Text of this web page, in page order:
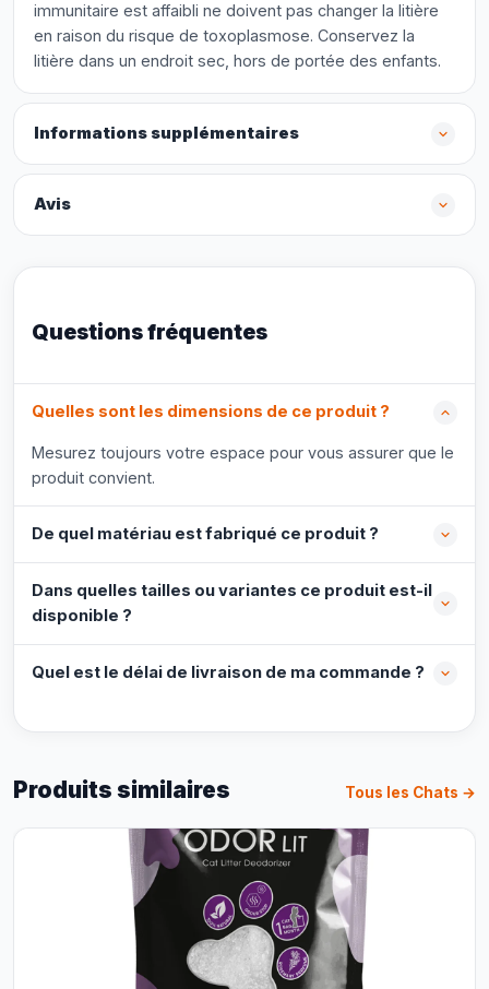
immunitaire est affaibli ne doivent pas changer la litière
en raison du risque de toxoplasmose. Conservez la
litière dans un endroit sec, hors de portée des enfants.
Informations supplémentaires
Avis
Questions fréquentes
Quelles sont les dimensions de ce produit ?
Mesurez toujours votre espace pour vous assurer que le
produit convient.
De quel matériau est fabriqué ce produit ?
Dans quelles tailles ou variantes ce produit est-il
disponible ?
Quel est le délai de livraison de ma commande ?
Produits similaires Tous les Chats →